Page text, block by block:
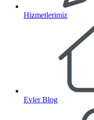
Hizmetlerimiz
Evler Blog